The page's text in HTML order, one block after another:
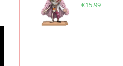
€15.99